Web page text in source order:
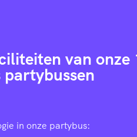
van onze
partybussen
in onze partybus: